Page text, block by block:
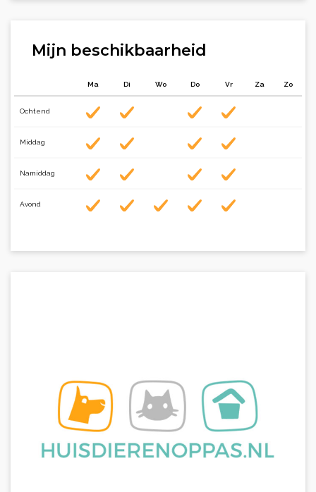
Mijn beschikbaarheid
Ma Di Wo Do Vr Za Zo
Ochtend
Middag
Namiddag
Avond